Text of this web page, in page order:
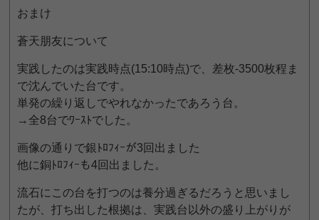
おまけ
蒼天朋友について
実践したのは実践時点(15:10時点)で、差枚-3500枚程ま
で沈んでいた台です。
単発の繰り返しでやれなかったであろう台。
→全8台でﾜｰｽﾄでした。
画像の通りで銀ﾄﾛﾌｨｰが3回出ました
他に銅ﾄﾛﾌｨｰも4回出ました。
流石にこの台を打つのは養分過ぎるだろうと思いまし
たが、打ち出した根拠は、実践台以外の盛り上がりが